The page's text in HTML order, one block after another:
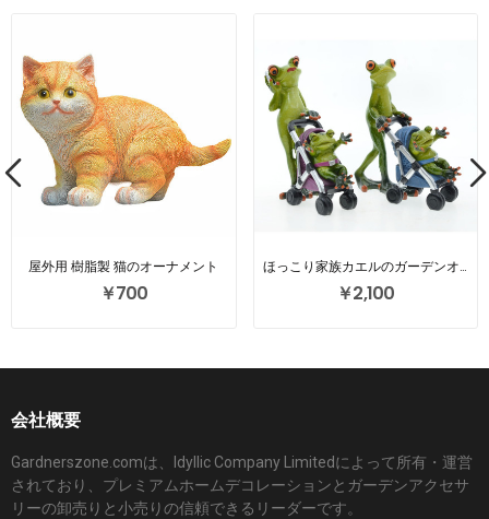
屋外用 樹脂製 猫のオーナメント
￥700
ほっこり家族カエルのガーデンオーナメント
￥2,100
会社概要
Gardnerszone.comは、Idyllic Company Limitedによって所有・運営
されており、プレミアムホームデコレーションとガーデンアクセサ
リーの卸売りと小売りの信頼できるリーダーです。